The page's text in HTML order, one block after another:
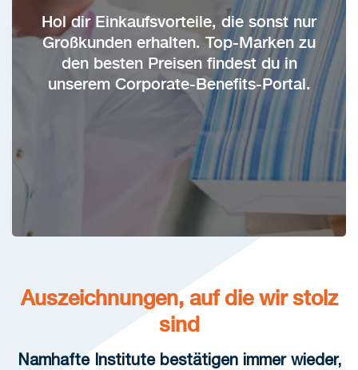
Hol dir Einkaufsvorteile, die sonst nur
Großkunden erhalten. Top-Marken zu
den besten Preisen findest du in
unserem Corporate-Benefits-Portal.
Auszeichnungen, auf die wir stolz
sind
Namhafte Institute bestätigen immer wieder,